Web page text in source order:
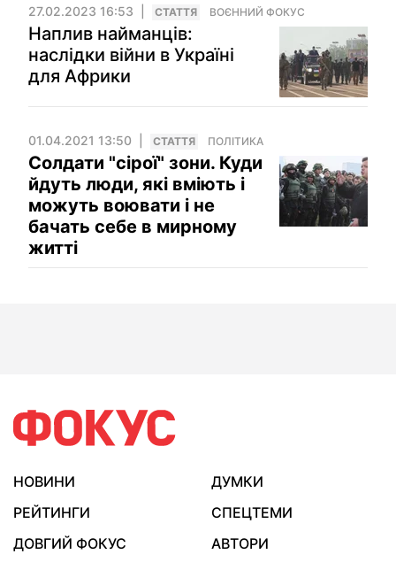
27.02.2023 16:53 СТАТТЯ ВОЄННИЙ ФОКУС
Наплив найманців:
наслідки війни в Україні
для Африки
01.04.2021 13:50 СТАТТЯ ПОЛІТИКА
Солдати "сірої" зони. Куди
йдуть люди, які вміють і
можуть воювати і не
бачать себе в мирному
житті
НОВИНИ
ДУМКИ
РЕЙТИНГИ
СПЕЦТЕМИ
ДОВГИЙ ФОКУС
АВТОРИ